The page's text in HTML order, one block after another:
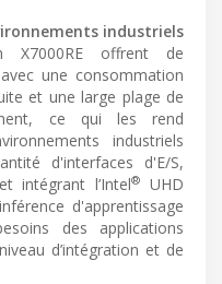
industriels
X7000RE offrent de
une consommation
et une large plage de
ce qui les rend
industriels
d'interfaces d'E/S,
intégrant l’Intel®
UHD
d'apprentissage
des applications
d’intégration et de